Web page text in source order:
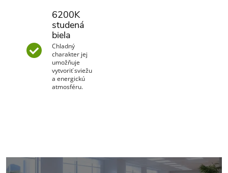
6200K
studená
biela
Chladný
charakter jej
umožňuje
vytvoriť sviežu
a energickú
atmosféru.